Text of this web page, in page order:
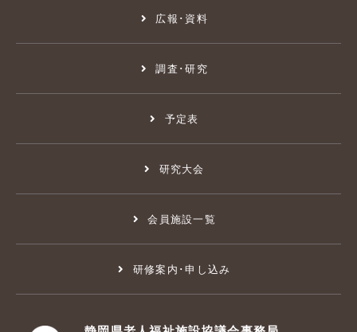
広報･資料
調査･研究
予定表
研究大会
会員施設一覧
研修案内･申し込み